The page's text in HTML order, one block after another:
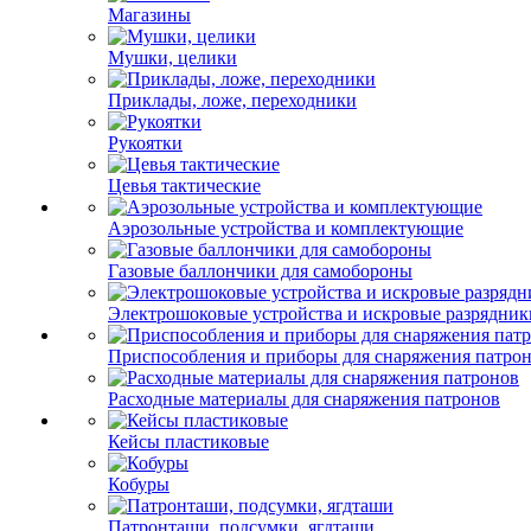
Магазины
Мушки, целики
Приклады, ложе, переходники
Рукоятки
Цевья тактические
Аэрозольные устройства и комплектующие
Газовые баллончики для самобороны
Электрошоковые устройства и искровые
Приспособления и приборы для снаряжения
Расходные материалы для снаряжения патронов
Кейсы пластиковые
Кобуры
Патронташи, подсумки, ягдташи